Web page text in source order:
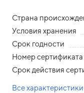
Страна
Условия хранения
Срок годности
Номер сертификата
Срок действия
Все характеристики